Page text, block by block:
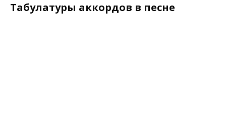
Табулатуры аккордов в песне